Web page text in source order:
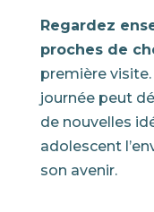
Regardez
proches de
première
journée peut
de nouvelles
adolescent
son avenir.